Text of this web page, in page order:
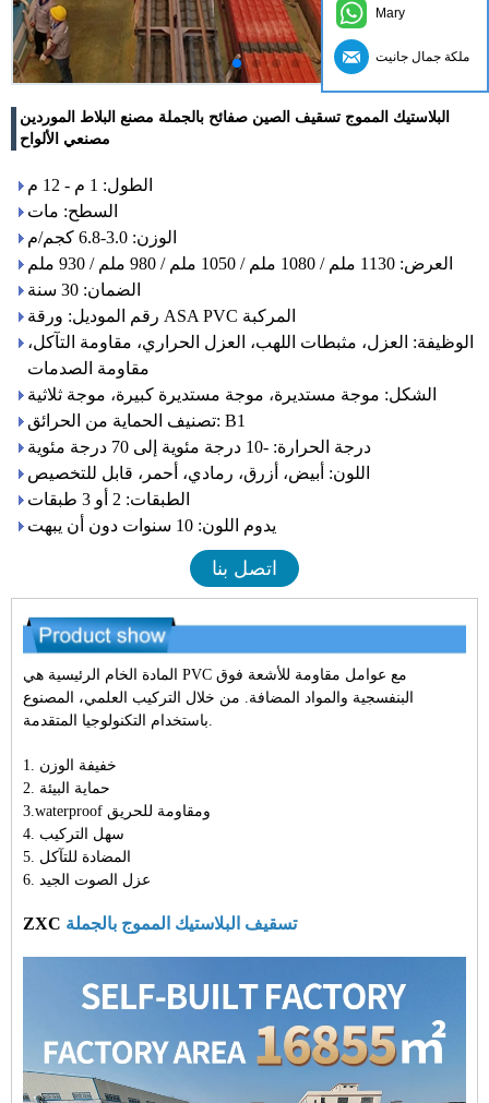
البلاستيك المموج تسقيف الصين صفائح بالجملة مصنع البلاط الموردين
مصنعي الألواح
الطول: 1 م - 12 م
السطح: مات
الوزن: 3.0-6.8 كجم/م
العرض: 1130 ملم / 1080 ملم / 1050 ملم / 980 ملم / 930 ملم
الضمان: 30 سنة
رقم الموديل: ورقة ASA PVC المركبة
الوظيفة: العزل، مثبطات اللهب، العزل الحراري، مقاومة التآكل،
مقاومة الصدمات
الشكل: موجة مستديرة، موجة مستديرة كبيرة، موجة ثلاثية
تصنيف الحماية من الحرائق: B1
درجة الحرارة: -10 درجة مئوية إلى 70 درجة مئوية
اللون: أبيض، أزرق، رمادي، أحمر، قابل للتخصيص
الطبقات: 2 أو 3 طبقات
يدوم اللون: 10 سنوات دون أن يبهت
اتصل بنا
المادة الخام الرئيسية هي PVC مع عوامل مقاومة للأشعة فوق
البنفسجية والمواد المضافة. من خلال التركيب العلمي، المصنوع
باستخدام التكنولوجيا المتقدمة.
1. خفيفة الوزن
2. حماية البيئة
3.waterproof ومقاومة للحريق
4. سهل التركيب
5. المضادة للتآكل
6. عزل الصوت الجيد
ZXC تسقيف البلاستيك المموج بالجملة
Mary
ملكة جمال جانيت